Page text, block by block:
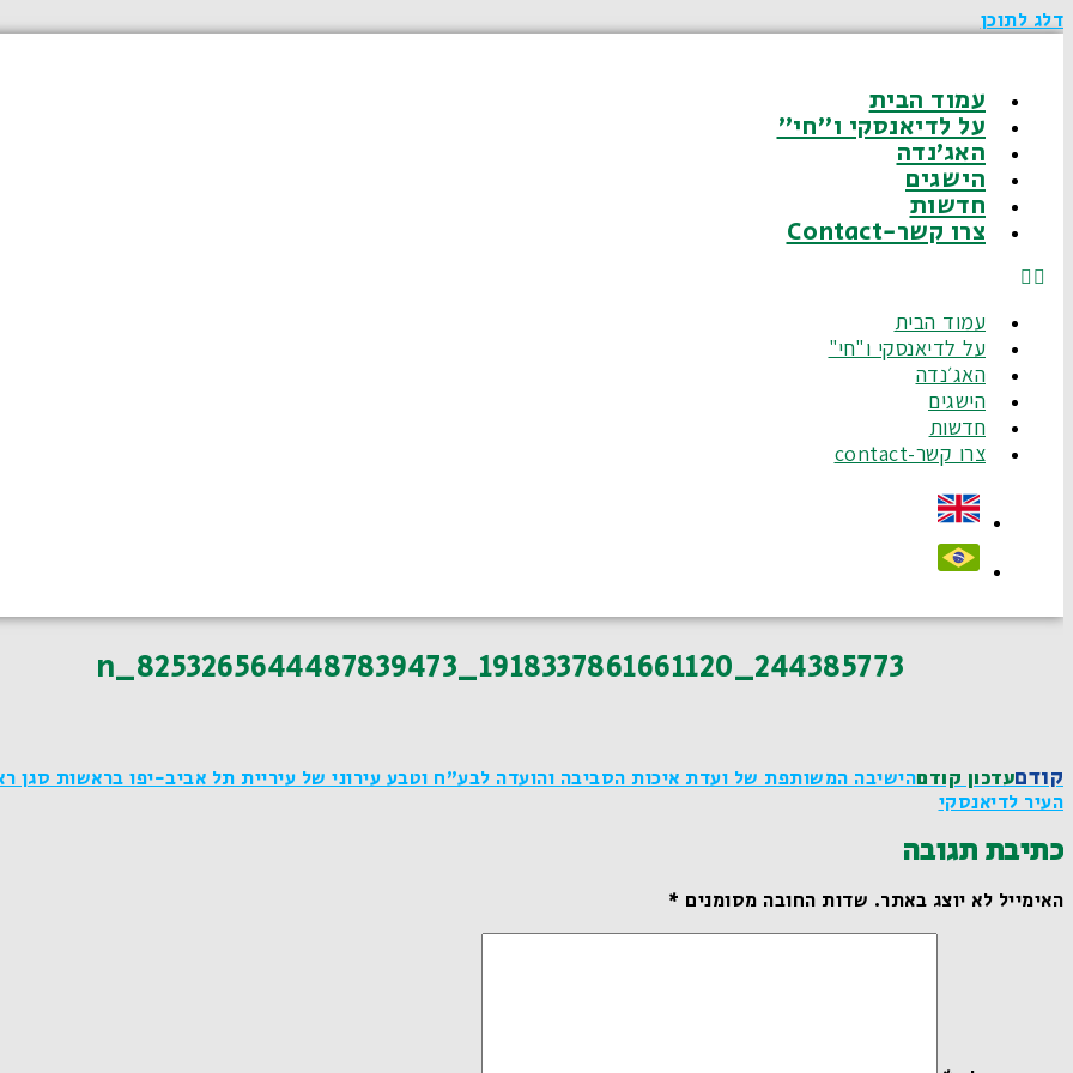
דלג לתוכן
עמוד הבית
על לדיאנסקי ו"חי"
האג׳נדה
הישגים
חדשות
צרו קשר-Contact
עמוד הבית
על לדיאנסקי ו"חי"
האג׳נדה
הישגים
חדשות
צרו קשר-contact
244385773_1918337861661120_8253265644487839473_n
קודםעדכון קודםהישיבה המשותפת של ועדת איכות הסביבה והועדה לבע"ח וטבע עירוני של עיריית תל אביב-יפו בראשות סגן
העיר לדיאנסקי
כתיבת תגובה
האימייל לא יוצג באתר. שדות החובה מסומנים *